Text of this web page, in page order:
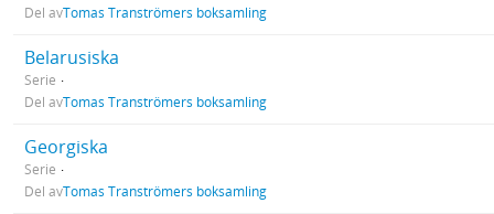
Del avTomas Tranströmers boksamling
Belarusiska
Serie
Del avTomas Tranströmers boksamling
Georgiska
Serie
Del avTomas Tranströmers boksamling